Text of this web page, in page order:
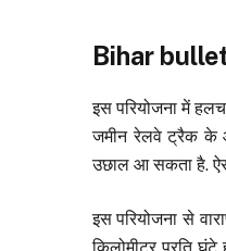
Bihar
इस परियोजना में
जमीन रेलवे ट्रैक के
उछाल आ सकता है.
इस परियोजना से